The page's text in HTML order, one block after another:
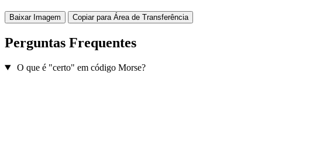
Baixar Imagem Copiar para Área de Transferência
Perguntas Frequentes
O que é "certo" em código Morse?